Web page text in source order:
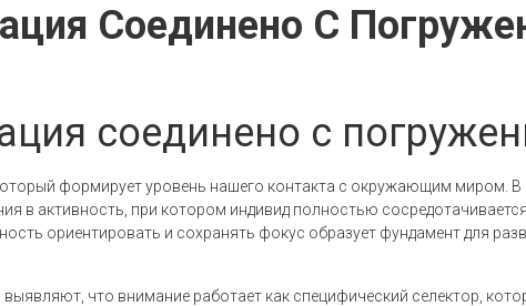
Соединено С
соединено с
формирует уровень нашего контакта с окружающим миром.
в активность, при котором индивид полностью
ориентировать и сохранять фокус образует фундамент для
что внимание работает как специфический селектор,